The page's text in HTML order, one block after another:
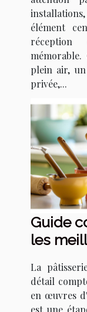
élément
plein air,
privée,...
Guide
les
La
détail
en œuvres
est une